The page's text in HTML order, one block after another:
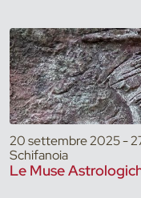
20 settembre 2025 -
Schifanoia
Le Muse